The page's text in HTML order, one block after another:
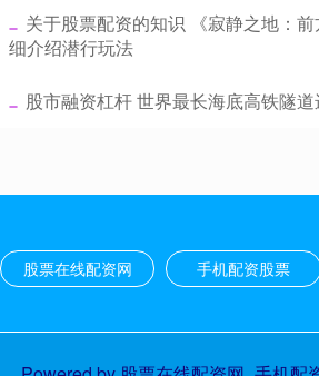
关于股票配资的知识 《寂静之地：
细介绍潜行玩法
股市融资杠杆 世界最长海底高铁隧
股票在线配资网 手机配资股票